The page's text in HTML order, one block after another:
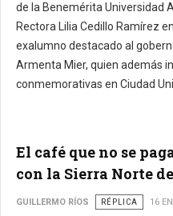
de la Benemérita Universidad
Rectora Lilia Cedillo Ramírez
exalumno destacado al
Armenta Mier, quien además
conmemorativas en Ciudad
El café que no se
con la Sierra Norte
GUILLERMO RÍOS RÉPLICA 16